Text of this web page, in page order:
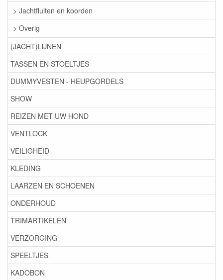
> Jachtfluiten en koorden
> Overig
(JACHT)LIJNEN
TASSEN EN STOELTJES
DUMMYVESTEN - HEUPGORDELS
SHOW
REIZEN MET UW HOND
VENTLOCK
VEILIGHEID
KLEDING
LAARZEN EN SCHOENEN
ONDERHOUD
TRIMARTIKELEN
VERZORGING
SPEELTJES
KADOBON